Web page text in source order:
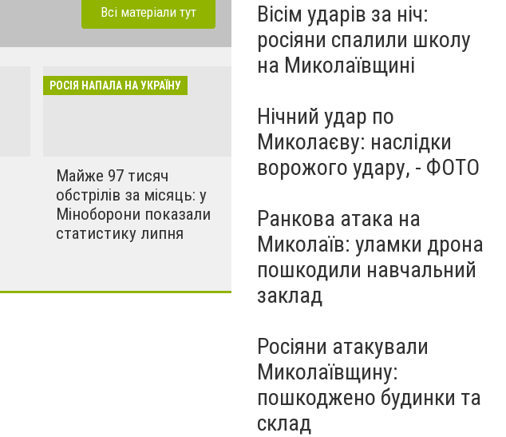
Всі матеріали тут
РОСІЯ НАПАЛА НА УКРАЇНУ
Майже 97 тисяч
обстрілів за місяць: у
Міноборони показали
статистику липня
Миколаєва: один загиблий
та поранена, - ФОТО
Вісім ударів за ніч:
росіяни спалили школу
на Миколаївщині
Нічний удар по
Миколаєву: наслідки
ворожого удару, - ФОТО
Ранкова атака на
Миколаїв: уламки дрона
пошкодили навчальний
заклад
Росіяни атакували
Миколаївщину:
пошкоджено будинки та
склад